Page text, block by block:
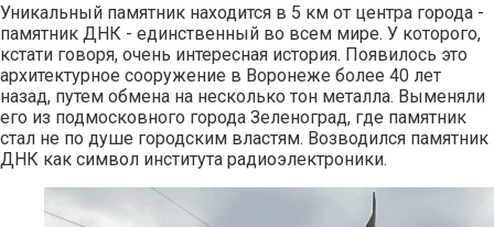
Уникальный памятник находится в 5 км от центра города -
памятник ДНК - единственный во всем мире. У которого,
кстати говоря, очень интересная история. Появилось это
архитектурное сооружение в Воронеже более 40 лет
назад, путем обмена на несколько тон металла. Выменяли
его из подмосковного города Зеленоград, где памятник
стал не по душе городским властям. Возводился памятник
ДНК как символ института радиоэлектроники.